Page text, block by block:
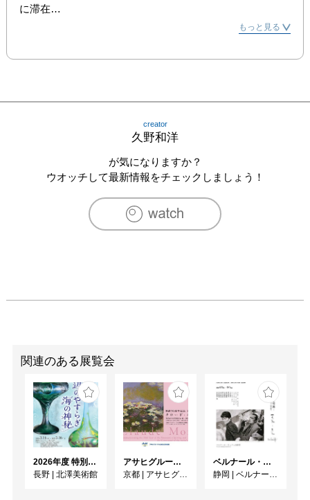
に滞在
2008年　「画集刊行記念久野和洋展―深く見ること、対象
2006年　「武蔵野美術大学教授退任記念　地からのメッセ
ージ・静なる世界　久野和洋1963-2008」（武蔵野美術大
学美術資料図書館）
2021年　｢久野和洋の世界展」（池田20世紀美術館）
―」（名古屋画廊）
もっと見る
creator
久野和洋
が気になりますか？
ウオッチして最新情報をチェックしましょう！
関連のある展覧会
2026年度 特別展「ガレとドーム、アール･ヌーヴォーのガラス 水辺のやすらぎ、海の神秘」
長野 | 北澤美術館
アサヒグループ大山崎山荘美術館 開館30周年記念展「没後100年 クロード・モネ」
京都 | アサヒグループ大山崎山荘美術館
ベルナール・ビュフェと写真 ーカメラがとらえたビュフェとその時代、そして21 世紀へ
静岡 | ベルナール・ビュフェ美術館